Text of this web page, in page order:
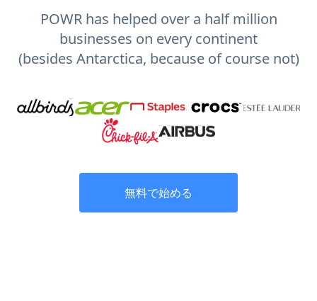
POWR has helped over a half million
businesses on every continent
(besides Antarctica, because of course not)
無料で始める